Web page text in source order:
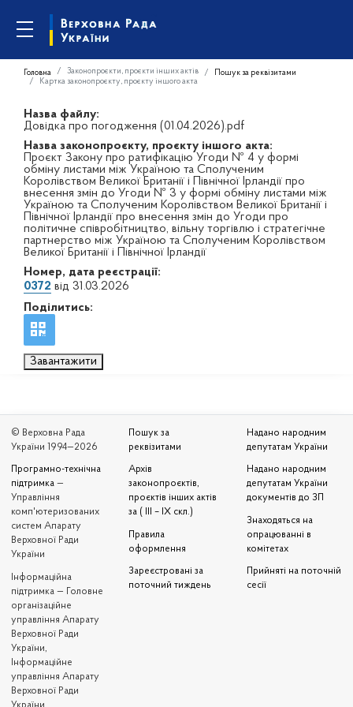
Головна Законопроєкти, проєкти інших актів
Пошук за реквізитами
Картка законопроєкту, проєкту іншого акта
Назва файлу:
Довідка про погодження (01.04.2026).pdf
Назва законопроєкту, проєкту іншого акта:
Проєкт Закону про ратифікацію Угоди № 4 у формі
обміну листами між Україною та Сполученим
Королівством Великої Британії і Північної Ірландії про
внесення змін до Угоди № 3 у формі обміну листами між
Україною та Сполученим Королівством Великої Британії і
Північної Ірландії про внесення змін до Угоди про
політичне співробітництво, вільну торгівлю і стратегічне
партнерство між Україною та Сполученим Королівством
Великої Британії і Північної Ірландії
Номер, дата реєстрації:
0372 від 31.03.2026
Поділитись:
Завантажити
© Верховна Рада
України 1994—2026
Програмно-технічна
підтримка —
Управління
комп'ютеризованих
систем Апарату
Верховної Ради
України
Iнформаційна
підтримка — Головне
організаційне
управління Апарату
Верховної Ради
України,
Інформаційне
управління Апарату
Верховної Ради
України
Пошук за
реквізитами
Архів
законопроєктів,
проєктів інших актів
за ( III – IX скл.)
Правила
оформлення
Зареєстровані за
поточний тиждень
Надано народним
депутатам України
Надано народним
депутатам України
документів до ЗП
Знаходяться на
опрацюванні в
комітетах
Прийняті на поточній
сесії